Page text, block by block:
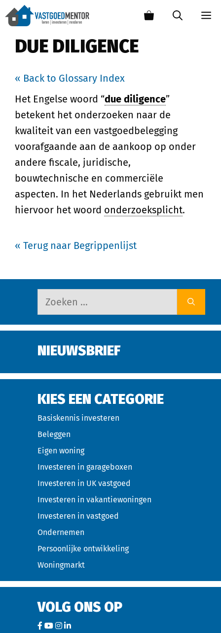
DUE DILIGENCE
« Back to Glossary Index
Het Engelse woord “due diligence”
betekent het onderzoeken naar de
kwaliteit van een vastgoedbelegging
voorafgaande aan de aankoop op onder
andere fiscale, juridische,
bouwtechnische en commerciële
aspecten. In het Nederlands gebruikt men
hiervoor het woord onderzoeksplicht.
« Terug naar Begrippenlijst
NIEUWSBRIEF
KIES EEN CATEGORIE
Basiskennis investeren
Beleggen
Eigen woning
Investeren in garageboxen
Investeren in UK vastgoed
Investeren in vakantiewoningen
Investeren in vastgoed
Ondernemen
Persoonlijke ontwikkeling
Woningmarkt
VOLG ONS OP